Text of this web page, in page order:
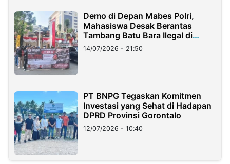
Demo di Depan Mabes Polri,
Mahasiswa Desak Berantas
Tambang Batu Bara Ilegal di
Lampung
14/07/2026 - 21:50
PT BNPG Tegaskan Komitmen
Investasi yang Sehat di Hadapan
DPRD Provinsi Gorontalo
12/07/2026 - 10:40